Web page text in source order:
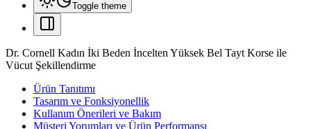
Toggle theme
Dr. Cornell Kadın İki Beden İncelten Yüksek Bel Tayt Korse ile
Vücut Şekillendirme
Ürün Tanıtımı
Tasarım ve Fonksiyonellik
Kullanım Önerileri ve Bakım
Müşteri Yorumları ve Ürün Performansı